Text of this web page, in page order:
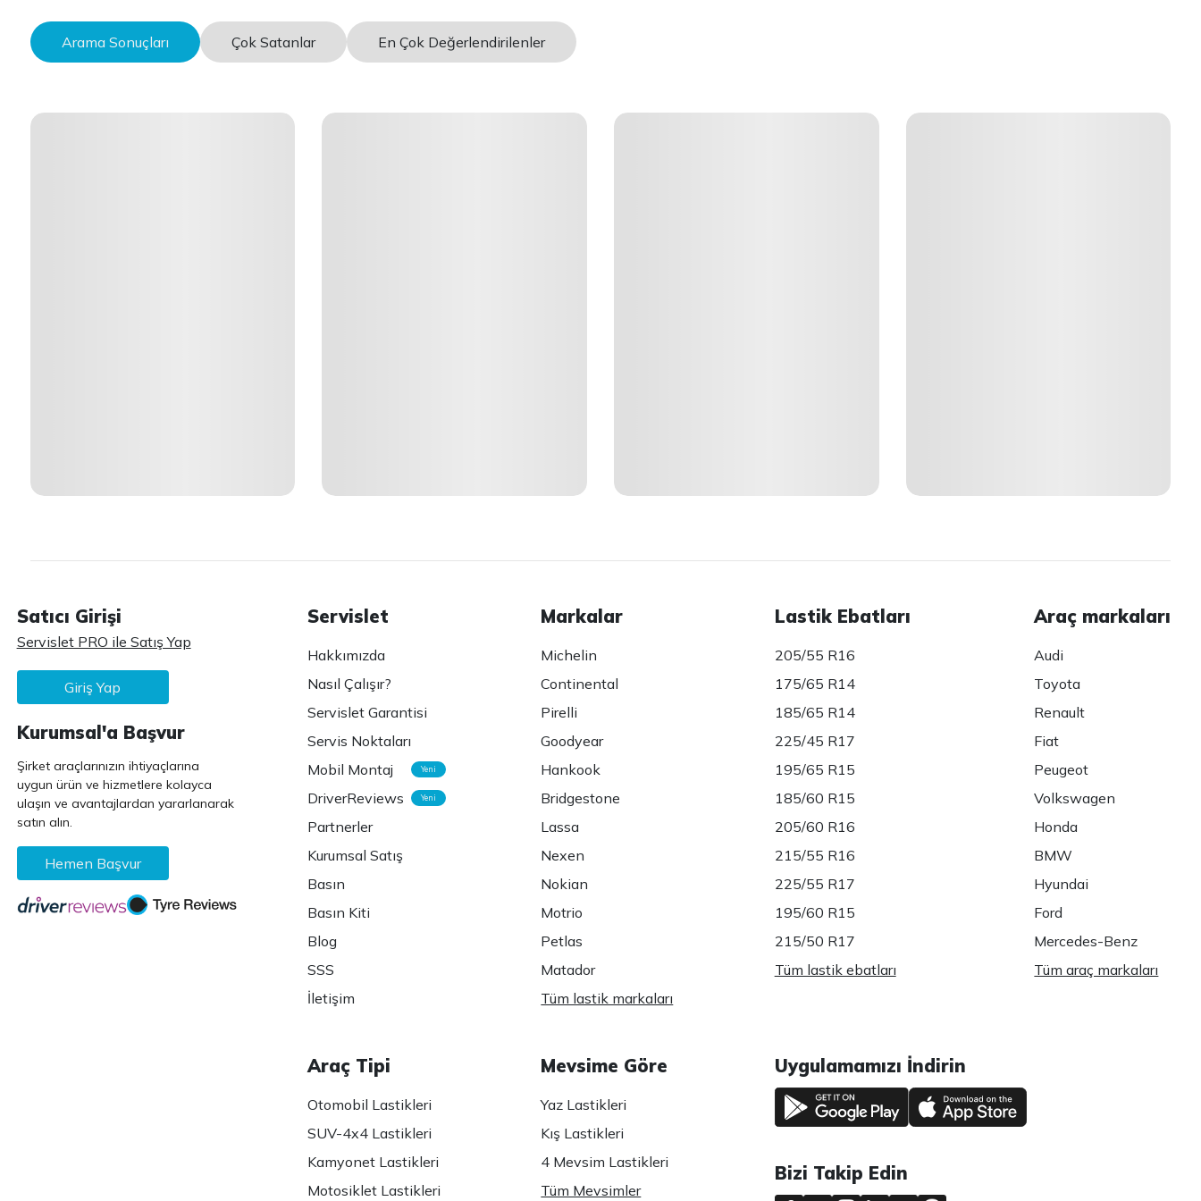
Arama Sonuçları Çok Satanlar En Çok Değerlendirilenler
Satıcı Girişi
Servislet PRO ile Satış Yap
Giriş Yap
Kurumsal'a Başvur
Şirket araçlarınızın ihtiyaçlarına
uygun ürün ve hizmetlere kolayca
ulaşın ve avantajlardan yararlanarak
satın alın.
Hemen Başvur
Servislet
Hakkımızda
Nasıl Çalışır?
Servislet Garantisi
Servis Noktaları
Mobil Montaj
Yeni
DriverReviews Yeni
Partnerler
Kurumsal Satış
Basın
Basın Kiti
Blog
SSS
İletişim
Markalar
Michelin
Continental
Pirelli
Goodyear
Hankook
Bridgestone
Lassa
Nexen
Nokian
Motrio
Petlas
Matador
Tüm lastik markaları
Lastik Ebatları
205/55 R16
175/65 R14
185/65 R14
225/45 R17
195/65 R15
185/60 R15
205/60 R16
215/55 R16
225/55 R17
195/60 R15
215/50 R17
Tüm lastik ebatları
Araç markaları
Audi
Toyota
Renault
Fiat
Peugeot
Volkswagen
Honda
BMW
Hyundai
Ford
Mercedes-Benz
Tüm araç markaları
Araç Tipi
Otomobil Lastikleri
SUV-4x4 Lastikleri
Kamyonet Lastikleri
Motosiklet Lastikleri
Mevsime Göre
Yaz Lastikleri
Kış Lastikleri
4 Mevsim Lastikleri
Tüm Mevsimler
Uygulamamızı İndirin
Bizi Takip Edin